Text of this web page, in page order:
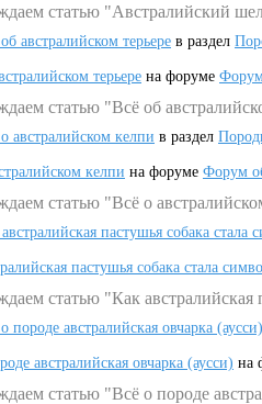
статью "Австралийский
австралийском терьере в раздел
терьере на форуме
статью "Всё об
австралийском келпи в раздел
келпи на форуме Форум
статью "Всё о
пастушья собака
пастушья собака стала
статью "Как
породе австралийская овчарка (аусси)
австралийская овчарка (аусси) на
статью "Всё о породе